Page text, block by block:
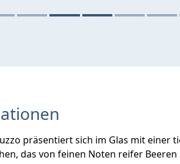
präsentiert sich im Glas mit einer
das von feinen Noten reifer